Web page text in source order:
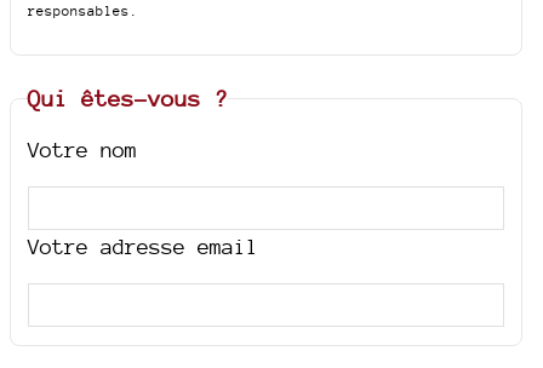
responsables.
Qui êtes-vous ?
Votre nom
Votre adresse email